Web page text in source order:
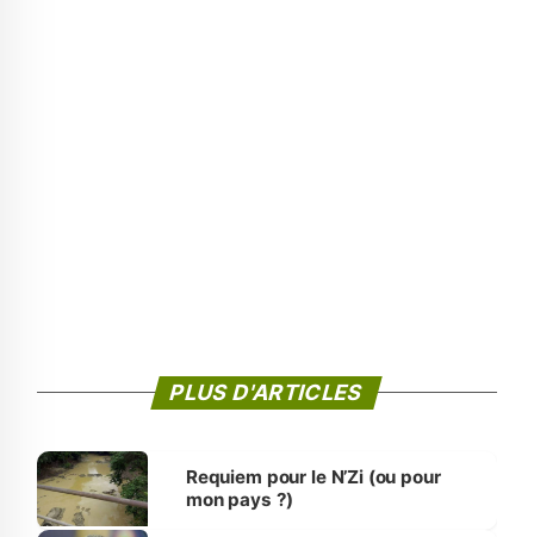
PLUS D'ARTICLES
Requiem pour le N’Zi (ou pour
mon pays ?)